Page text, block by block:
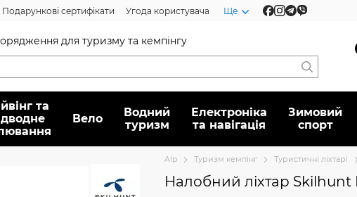
Подарункові сертифікати Угода користувача Ще
для туризму та кемпінгу
та
Вело
Водний
туризм
Електроніка
та навігація
Зимовий
спорт
Alp Туризм кемпінг Туристичні ліхтарі
Налобний ліхтар Skilhunt